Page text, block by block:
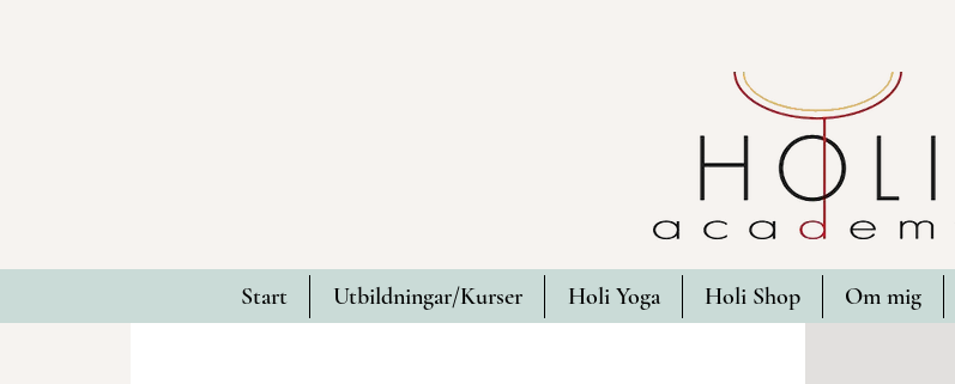
Start Utbildningar/Kurser Holi Yoga Holi Shop Om mig